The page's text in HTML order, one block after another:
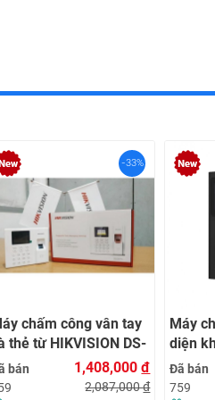
-33%
chấm công vân tay
thẻ từ HIKVISION DS-
bán
1,408,000đ
2,087,000đ
Máy
diện
Đã bán
759